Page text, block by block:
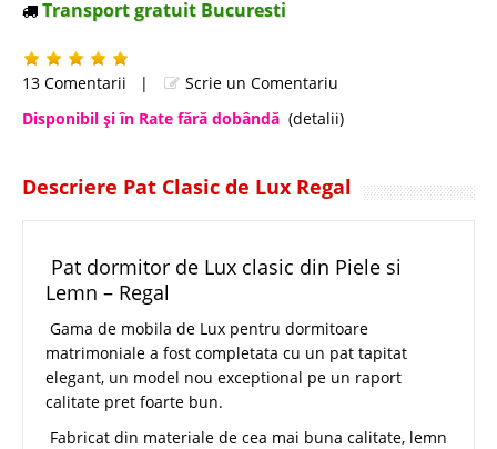
Transport gratuit Bucuresti
13 Comentarii |
Scrie un Comentariu
Disponibil şi în Rate fără dobândă (detalii)
Descriere Pat Clasic de Lux Regal
Pat dormitor de Lux clasic din Piele si
Lemn – Regal
Gama de mobila de Lux pentru dormitoare
matrimoniale a fost completata cu un pat tapitat
elegant, un model nou exceptional pe un raport
calitate pret foarte bun.
Fabricat din materiale de cea mai buna calitate, lemn